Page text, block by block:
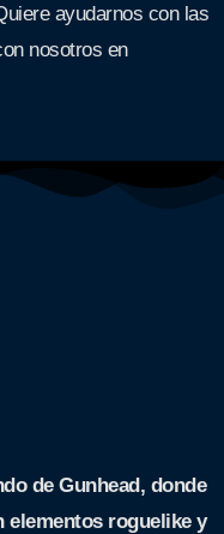
ayudarnos con las
nosotros en
de Gunhead, donde
elementos roguelike y